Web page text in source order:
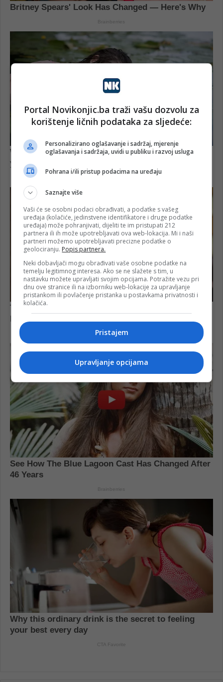
Portal Novikonjic.ba traži vašu dozvolu za
korištenje ličnih podataka za sljedeće:
Personalizirano oglašavanje i sadržaj, mjerenje
oglašavanja i sadržaja, uvidi u publiku i razvoj usluga
Pohrana i/ili pristup podacima na uređaju
Saznajte više
Vaši će se osobni podaci obrađivati, a podatke s vašeg
uređaja (kolačiće, jedinstvene identifikatore i druge podatke
uređaja) može pohranjivati, dijeliti te im pristupati 212
partnera ili ih može upotrebljavati ova web-lokacija. Mi i naši
partneri možemo upotrebljavati precizne podatke o
geolociranju. Popis partnera.
Neki dobavljači mogu obrađivati vaše osobne podatke na
temelju legitimnog interesa. Ako se ne slažete s tim, u
nastavku možete upravljati svojim opcijama. Potražite vezu pri
dnu ove stranice ili na izborniku web-lokacije za upravljanje
pristankom ili povlačenje pristanka u postavkama privatnosti i
kolačića.
Pristajem
Upravljanje opcijama